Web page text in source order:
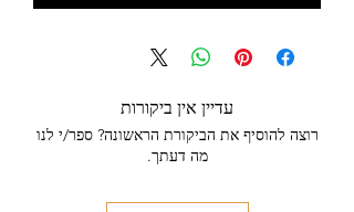
עדיין אין ביקורות
רוצה להוסיף את הביקורת הראשונה? ספר/י לנו
מה דעתך.